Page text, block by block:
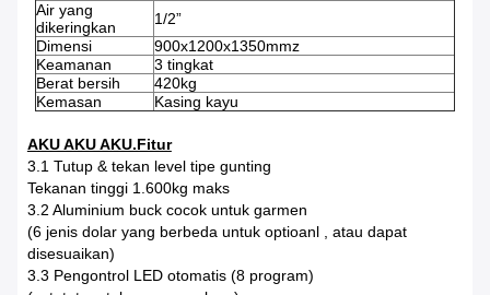
Air yang
dikeringkan
1/2”
Dimensi
900x1200x1350mmz
Keamanan
3 tingkat
Berat bersih
420kg
Kemasan
Kasing kayu
AKU AKU AKU.Fitur
3.1 Tutup & tekan level tipe gunting
Tekanan tinggi 1.600kg maks
3.2 Aluminium buck cocok untuk garmen
(6 jenis dolar yang berbeda untuk optioanl , atau dapat
disesuaikan)
3.3 Pengontrol LED otomatis (8 program)